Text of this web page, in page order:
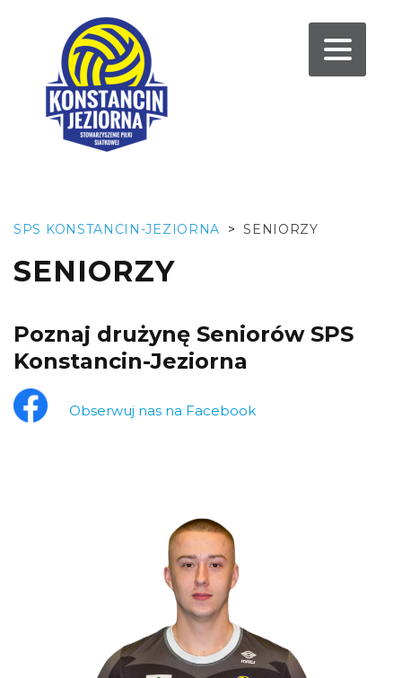
SPS KONSTANCIN-JEZIORNA > SENIORZY
SENIORZY
Poznaj drużynę Seniorów SPS
Konstancin-Jeziorna
Obserwuj nas na Facebook